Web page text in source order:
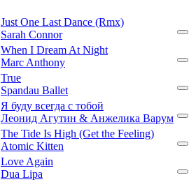
Just One Last Dance (Rmx)
Sarah Connor
When I Dream At Night
Marc Anthony
True
Spandau Ballet
Я буду всегда с тобой
Леонид Агутин & Анжелика Варум
The Tide Is High (Get the Feeling)
Atomic Kitten
Love Again
Dua Lipa